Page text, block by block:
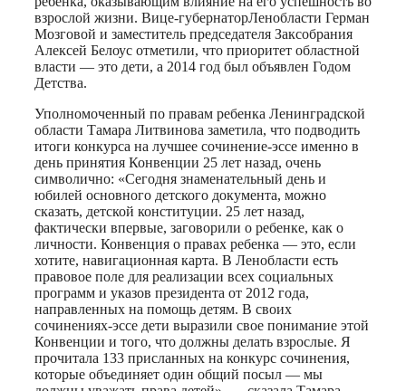
взрослой жизни. Вице-губернаторЛенобласти Герман
Мозговой и заместитель председателя Заксобрания
Алексей Белоус отметили, что приоритет областной
власти — это дети, а 2014 год был объявлен Годом
Детства.
Уполномоченный по правам ребенка Ленинградской
области Тамара Литвинова заметила, что подводить
итоги конкурса на лучшее сочинение-эссе именно в
день принятия Конвенции 25 лет назад, очень
символично: «Сегодня знаменательный день и
юбилей основного детского документа, можно
сказать, детской конституции. 25 лет назад,
фактически впервые, заговорили о ребенке, как о
личности. Конвенция о правах ребенка — это, если
хотите, навигационная карта. В Ленобласти есть
правовое поле для реализации всех социальных
программ и указов президента от 2012 года,
направленных на помощь детям. В своих
сочинениях-эссе дети выразили свое понимание этой
Конвенции и того, что должны делать взрослые. Я
прочитала 133 присланных на конкурс сочинения,
которые объединяет один общий посыл — мы